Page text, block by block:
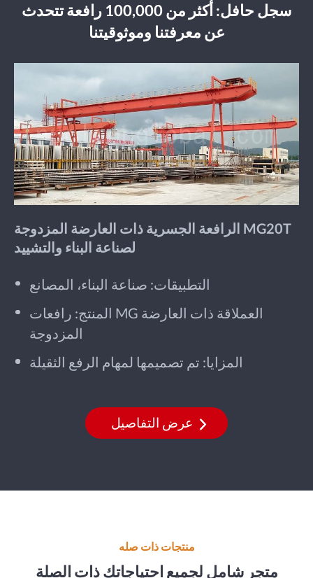
سجل حافل: أكثر من 100,000 رافعة تتحدث
عن معرفتنا وموثوقيتنا
الرافعة الجسرية ذات العارضة المزدوجة MG20T
لصناعة البناء والتشييد
التطبيقات: صناعة البناء، المصانع
المنتج: رافعات MG العملاقة ذات العارضة
المزدوجة
المزايا: تم تصميمها لمهام الرفع الثقيلة
عرض التفاصيل
منتجات ذات صله
متجر شامل لجميع احتياجاتك ذات الصلة